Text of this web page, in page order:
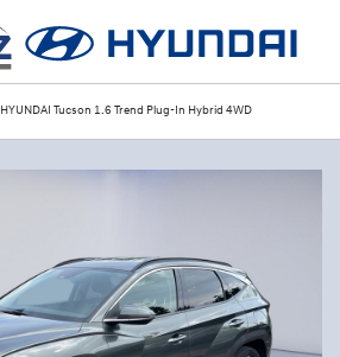
HYUNDAI Tucson 1.6 Trend Plug-In Hybrid 4WD